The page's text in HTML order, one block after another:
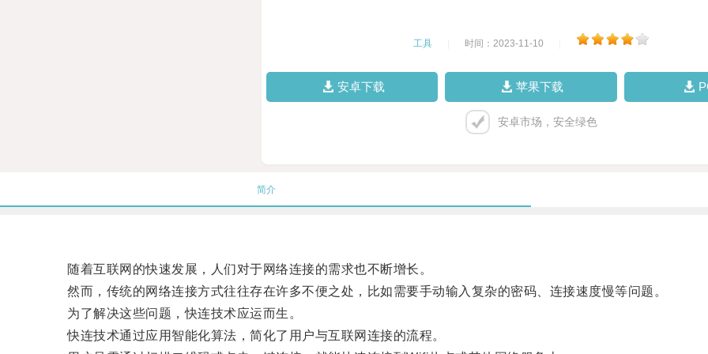
工具 时间：2023-11-10
安卓下载 苹果下载
安卓市场，安全绿色
简介
随着互联网的快速发展，人们对于网络连接的需求也不断增长。
然而，传统的网络连接方式往往存在许多不便之处，比如需要手动输入复杂的密码、连接速度慢等问题。
为了解决这些问题，快连技术应运而生。
快连技术通过应用智能化算法，简化了用户与互联网连接的流程。